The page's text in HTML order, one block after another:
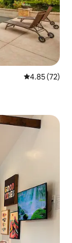
レビュー72
4.85 (72)